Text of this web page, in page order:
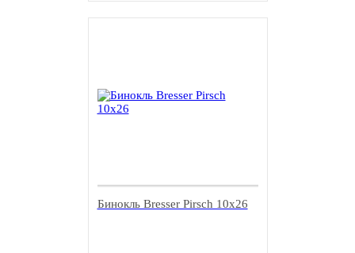
Бинокль Bresser Pirsch 10x26